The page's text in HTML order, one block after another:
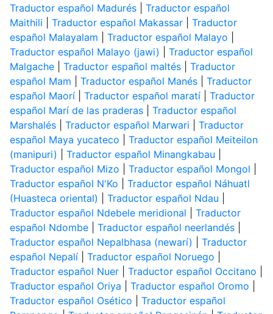
Traductor español Madurés| Traductor español
Maithili
Traductor español Makassar| Traductor
español Malayalam
Traductor español Malayo
Traductor español Malayo (jawi)
Traductor español
Malgache| Traductor español maltés| Traductor
español Mam
Traductor español Manés| Traductor
español Maorí| Traductor español maratí| Traductor
español Marí de las praderas| Traductor español
Marshalés| Traductor español Marwari
Traductor
español Maya yucateco
Traductor español Meiteilon
(manipuri)
Traductor español Minangkabau
Traductor español Mizo
Traductor español Mongol
Traductor español N'Ko
Traductor español Náhuatl
(Huasteca oriental)
Traductor español Ndau
Traductor español Ndebele meridional
Traductor
español Ndombe| Traductor español neerlandés|
Traductor español Nepalbhasa (newarí)
Traductor
español Nepalí| Traductor español Noruego
Traductor español Nuer| Traductor español Occitano
Traductor español Oriya
Traductor español Oromo
Traductor español Osético
Traductor español